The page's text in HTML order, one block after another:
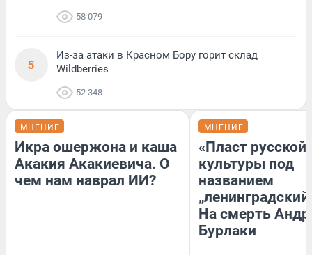
58 079
5
Из-за атаки в Красном Бору горит склад
Wildberries
52 348
МНЕНИЕ
Икра ошержона и каша
Акакия Акакиевича. О
чем нам наврал ИИ?
МНЕНИЕ
«Пласт русской
культуры под
названием
На смерть
Бурлаки